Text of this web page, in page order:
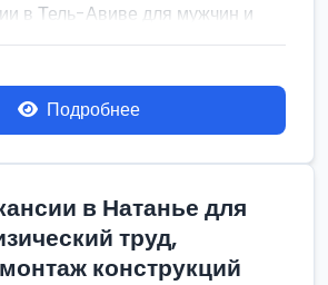
в Тель-Авиве для мужчин и
Подробнее
в Натанье для
труд,
конструкций